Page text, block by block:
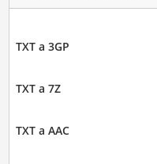
TXT a 3GP
TXT a 7Z
TXT a AAC